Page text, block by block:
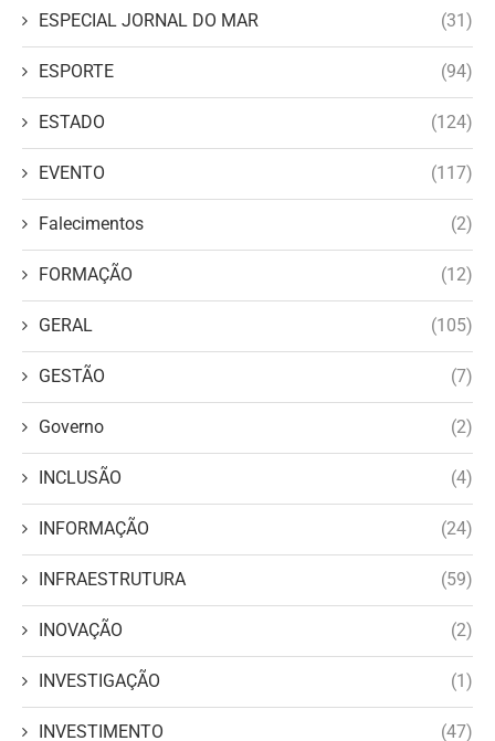
ESPECIAL JORNAL DO MAR (31)
ESPORTE (94)
ESTADO (124)
EVENTO (117)
Falecimentos (2)
FORMAÇÃO (12)
GERAL (105)
GESTÃO (7)
Governo (2)
INCLUSÃO (4)
INFORMAÇÃO (24)
INFRAESTRUTURA (59)
INOVAÇÃO (2)
INVESTIGAÇÃO (1)
INVESTIMENTO (47)